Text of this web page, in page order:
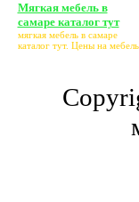
Мягкая мебель в
самаре каталог тут
мягкая мебель в самаре
каталог тут. Цены на мебель.